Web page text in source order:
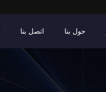
حول بنا اتصل بنا